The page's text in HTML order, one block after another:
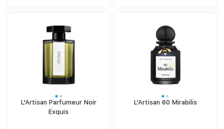
L'Artisan Parfumeur Noir
Exquis
L'Artisan 60 Mirabilis